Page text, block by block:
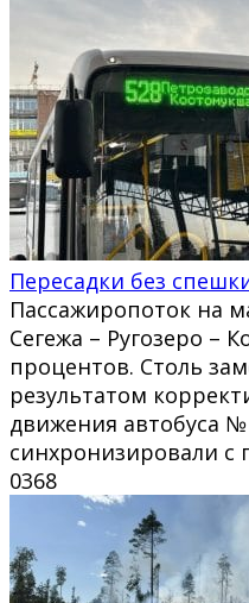
Пересадки без
Пассажиропоток на
Сегежа – Ругозеро –
процентов. Столь
результатом
движения автобуса №
синхронизировали с
0368